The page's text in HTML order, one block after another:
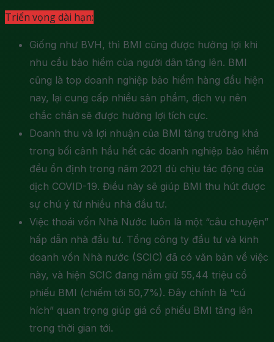
Triển vọng dài hạn:
Giống như BVH, thì BMI cũng được hưởng lợi khi
nhu cầu bảo hiểm của người dân tăng lên. BMI
cũng là top doanh nghiệp bảo hiểm hàng đầu hiện
nay, lại cung cấp nhiều sản phẩm, dịch vụ nên
chắc chắn sẽ được hưởng lợi tích cực.
Doanh thu và lợi nhuận của BMI tăng trưởng khá
trong bối cảnh hầu hết các doanh nghiệp bảo hiểm
đều ổn định trong năm 2021 dù chịu tác động của
dịch COVID-19. Điều này sẽ giúp BMI thu hút được
sự chú ý từ nhiều nhà đầu tư.
Việc thoái vốn Nhà Nước luôn là một “câu chuyện”
hấp dẫn nhà đầu tư. Tổng công ty đầu tư và kinh
doanh vốn Nhà nước (SCIC) đã có văn bản về việc
này, và hiện SCIC đang nắm giữ 55,44 triệu cổ
phiếu BMI (chiếm tới 50,7%). Đây chính là “cú
hích” quan trọng giúp giá cổ phiếu BMI tăng lên
trong thời gian tới.